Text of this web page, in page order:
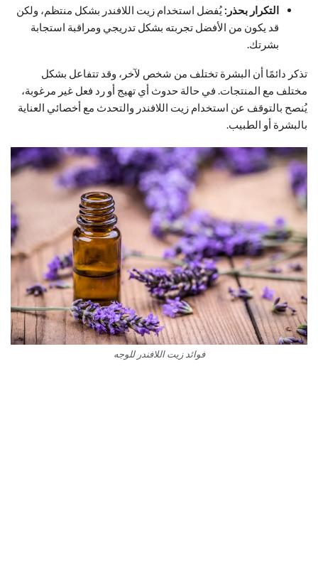
التكرار بحذر: يُفضل استخدام زيت اللافندر بشكل منتظم، ولكن
قد يكون من الأفضل تجربته بشكل تدريجي ومراقبة استجابة
بشرتك.
تذكر دائمًا أن البشرة تختلف من شخص لآخر، وقد تتفاعل بشكل
مختلف مع المنتجات. في حالة حدوث أي تهيج أو رد فعل غير مرغوبة،
يُنصح بالتوقف عن استخدام زيت اللافندر والتحدث مع أخصائي العناية
بالبشرة أو الطبيب.
فوائد زيت اللافندر للوجه